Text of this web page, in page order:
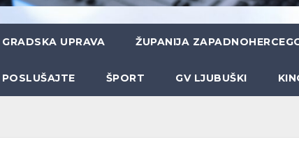
GRADSKA UPRAVA ŽUPANIJA
POSLUŠAJTE ŠPORT GV LJUBUŠKI